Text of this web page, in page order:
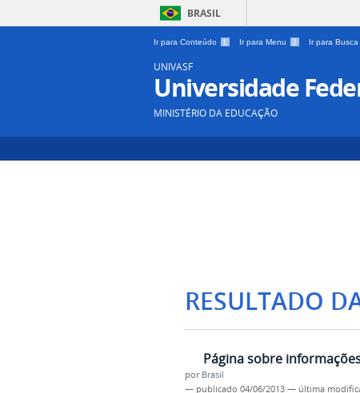
BRASIL
Ir para Conteúdo 1 Ir para Menu 2 Ir para Busca
UNIVASF
Universidade
MINISTÉRIO DA EDUCAÇÃO
RESULTADO
Página sobre
por Brasil
— publicado 04/06/2013 — última